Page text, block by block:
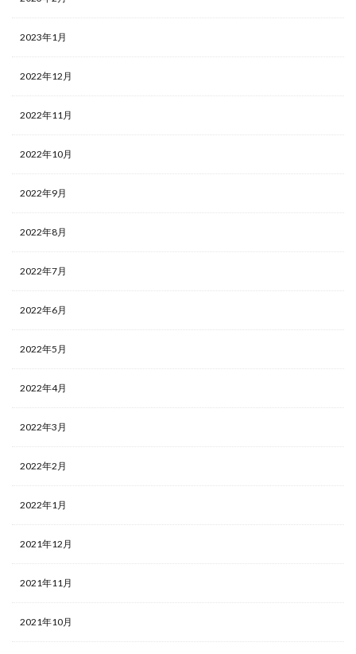
2023年1月
2022年12月
2022年11月
2022年10月
2022年9月
2022年8月
2022年7月
2022年6月
2022年5月
2022年4月
2022年3月
2022年2月
2022年1月
2021年12月
2021年11月
2021年10月